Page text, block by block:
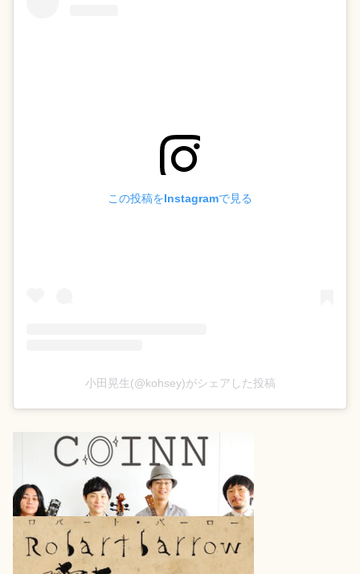
この投稿をInstagramで見る
小田晃生(@kohsey)がシェアした投稿